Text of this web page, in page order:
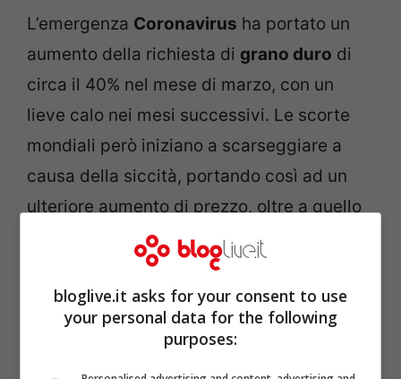
L’emergenza Coronavirus ha portato un
aumento della richiesta di grano duro di
circa il 40% nel mese di marzo, con un
lieve calo nei mesi successivi. Le scorte
mondiali però iniziano a scarseggiare a
causa della siccità, portando così ad un
ulteriore aumento di prezzo, oltre a quello
del 25% di alcuni mesi fa. In Italia
seminagioni hanno subito un leggero
aumento del 6%, ma è una misura che non
basta a contrastare la crisi. Nel settore c’è
bloglive.it asks for your consent to use
your personal data for the following
purposes: